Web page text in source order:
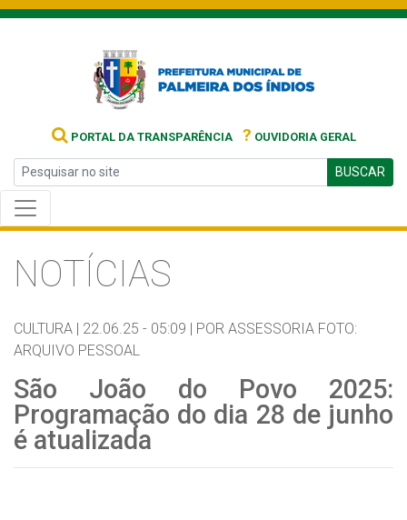
PORTAL DA TRANSPARÊNCIA ? OUVIDORIA GERAL
BUSCAR
NOTÍCIAS
CULTURA | 22.06.25 - 05:09 | POR ASSESSORIA FOTO:
ARQUIVO PESSOAL
São João do Povo 2025:
Programação do dia 28 de junho
é atualizada